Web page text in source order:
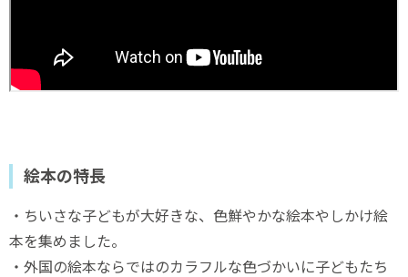
絵本の特長
・ちいさな子どもが大好きな、色鮮やかな絵本やしかけ絵
本を集めました。
・外国の絵本ならではのカラフルな色づかいに子どもたち